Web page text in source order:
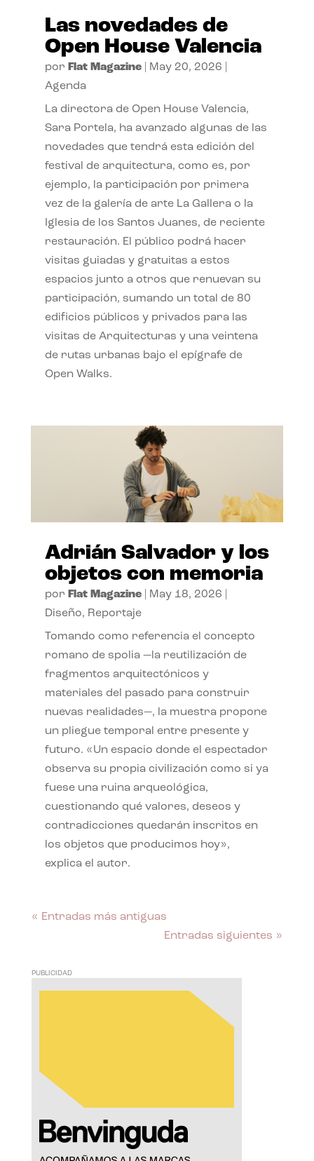
Las novedades de
Open House Valencia
por Flat Magazine| May 20, 2026
Agenda
La directora de Open House Valencia,
Sara Portela, ha avanzado algunas de las
novedades que tendrá esta edición del
festival de arquitectura, como es, por
ejemplo, la participación por primera
vez de la galería de arte La Gallera o la
Iglesia de los Santos Juanes, de reciente
restauración. El público podrá hacer
visitas guiadas y gratuitas a estos
espacios junto a otros que renuevan su
participación, sumando un total de 80
edificios públicos y privados para las
visitas de Arquitecturas y una veintena
de rutas urbanas bajo el epígrafe de
Open Walks.
Adrián Salvador y los
objetos con memoria
por Flat Magazine| May 18, 2026
Diseño, Reportaje
Tomando como referencia el concepto
romano de spolia —la reutilización de
fragmentos arquitectónicos y
materiales del pasado para construir
nuevas realidades—, la muestra propone
un pliegue temporal entre presente y
futuro. «Un espacio donde el espectador
observa su propia civilización como si ya
fuese una ruina arqueológica,
cuestionando qué valores, deseos y
contradicciones quedarán inscritos en
los objetos que producimos hoy»,
explica el autor.
« Entradas más antiguas
Entradas siguientes »
PUBLICIDAD